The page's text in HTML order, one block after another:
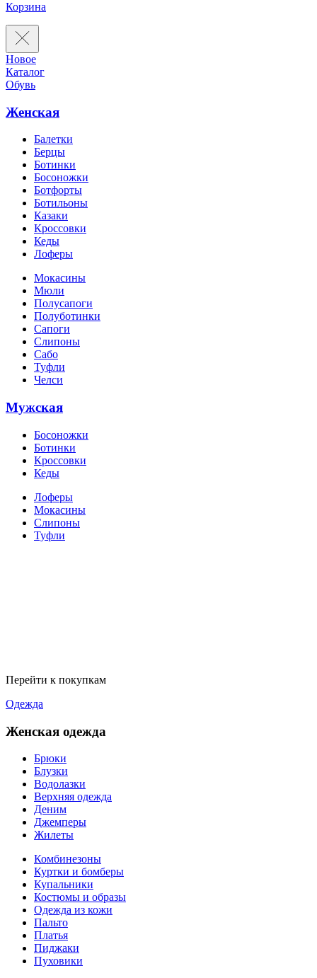
Корзина
Новое
Каталог
Обувь
Женская
Балетки
Берцы
Ботинки
Босоножки
Ботфорты
Ботильоны
Казаки
Кроссовки
Кеды
Лоферы
Мокасины
Мюли
Полусапоги
Полуботинки
Сапоги
Слипоны
Сабо
Туфли
Челси
Мужская
Босоножки
Ботинки
Кроссовки
Кеды
Лоферы
Мокасины
Слипоны
Туфли
Перейти к покупкам
Одежда
Женская одежда
Брюки
Блузки
Водолазки
Верхняя одежда
Деним
Джемперы
Жилеты
Комбинезоны
Куртки и бомберы
Купальники
Костюмы и образы
Одежда из кожи
Пальто
Платья
Пиджаки
Пуховики